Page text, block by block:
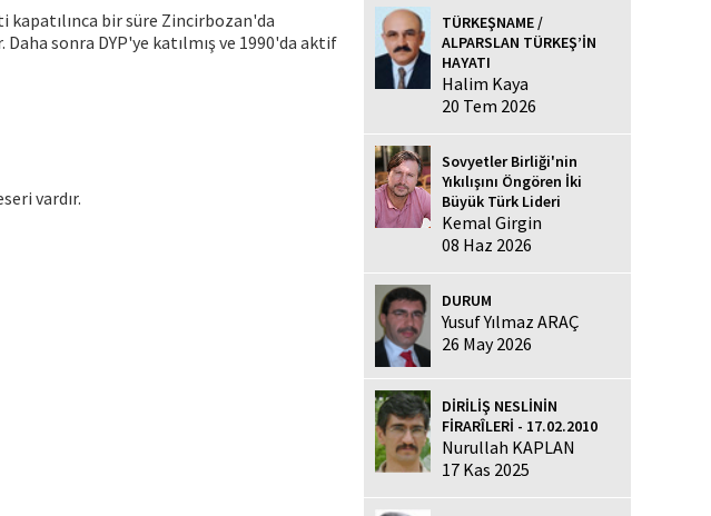
kapatılınca bir süre Zincirbozan'da
sonra DYP'ye katılmış ve 1990'da aktif
vardır.
TÜRKEŞNAME /
ALPARSLAN TÜRKEŞ’İN
HAYATI
Halim Kaya
20 Tem 2026
Sovyetler Birliği'nin
Yıkılışını Öngören İki
Büyük Türk Lideri
Kemal Girgin
08 Haz 2026
DURUM
Yusuf Yılmaz ARAÇ
26 May 2026
DİRİLİŞ NESLİNİN
FİRARÎLERİ - 17.02.2010
Nurullah KAPLAN
17 Kas 2025